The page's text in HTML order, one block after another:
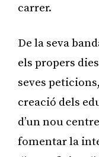
carrer.
De la seva
els propers
seves
creació dels
d’un nou
fomentar la